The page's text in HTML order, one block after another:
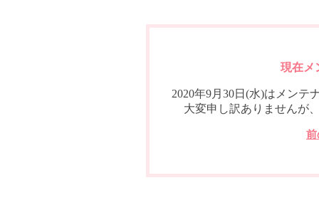
現在メ
2020年9月30日(水)はメンテ
大変申し訳ありませんが
前